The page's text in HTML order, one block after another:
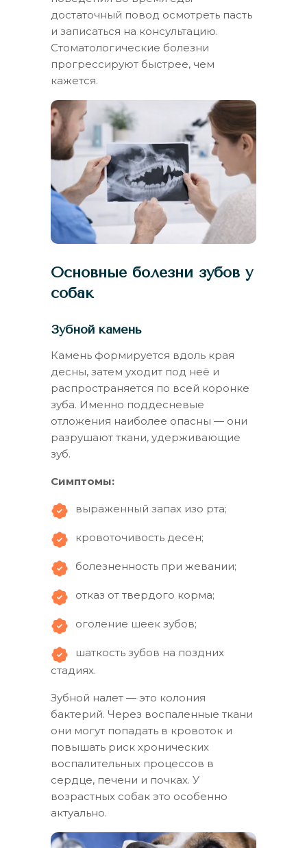
достаточный повод осмотреть пасть
и записаться на консультацию.
Стоматологические болезни
прогрессируют быстрее, чем
кажется.
Основные болезни зубов у
собак
Зубной камень
Камень формируется вдоль края
десны, затем уходит под неё и
распространяется по всей коронке
зуба. Именно поддесневые
отложения наиболее опасны — они
разрушают ткани, удерживающие
зуб.
Симптомы:
выраженный запах изо рта;
кровоточивость десен;
болезненность при жевании;
отказ от твердого корма;
оголение шеек зубов;
шаткость зубов на поздних
стадиях.
Зубной налет — это колония
бактерий. Через воспаленные ткани
они могут попадать в кровоток и
повышать риск хронических
воспалительных процессов в
сердце, печени и почках. У
возрастных собак это особенно
актуально.